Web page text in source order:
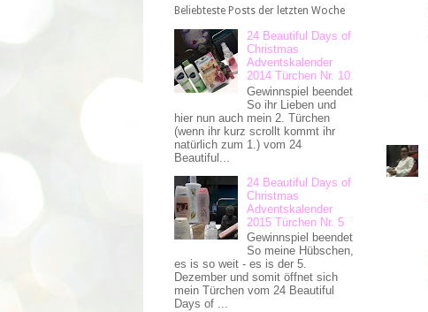
Beliebteste Posts der letzten Woche
24 Beautiful Days of
Christmas
Adventskalender
2014 Türchen Nr. 10
Gewinnspiel beendet
So ihr Lieben und
hier nun auch mein 2. Türchen
(wenn ihr kurz scrollt kommt ihr
natürlich zum 1.) vom 24
Beautiful...
24 Beautiful Days of
Christmas
Adventskalender
2015 Türchen Nr. 5
Gewinnspiel beendet
So meine Hübschen,
es is so weit - es is der 5.
Dezember und somit öffnet sich
mein Türchen vom 24 Beautiful
Days of ...